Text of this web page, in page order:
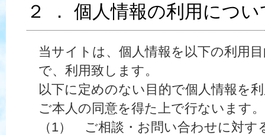
２ ． 個人情報の利用につい
当サイトは、個人情報を以下の利用
で、利用致します。
以下に定めのない目的で個人情報を
ご本人の同意を得た上で行ないます。
（1） ご相談・お問い合わせに対す